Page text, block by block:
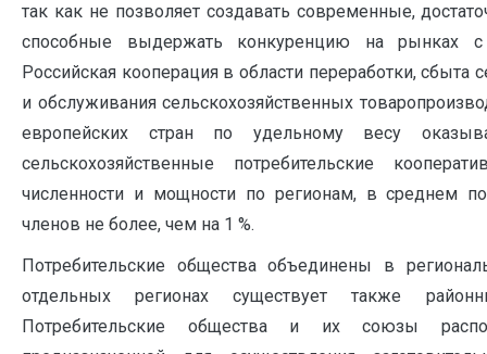
так как не позволяет создавать современные,
способные выдержать конкуренцию на рынках с
Российская кооперация в области переработки, сбыта
и обслуживания сельскохозяйственных
европейских стран по удельному весу
сельскохозяйственные потребительские
численности и мощности по регионам, в среднем
членов не более, чем на 1 %.
Потребительские общества объединены в
отдельных регионах существует также
Потребительские общества и их союзы